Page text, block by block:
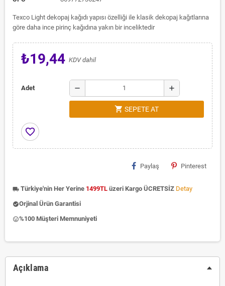
Texco Light dekopaj kağıdı yapısı özelliği ile klasik dekopaj kağıtlarına
göre daha ince pirinç kağıdına yakın bir inceliktedir
₺19,44 KDV dahil
Adet remove add
shopping_cart SEPETE AT
favorite_border
Paylaş Pinterest
local_shipping Türkiye'nin Her Yerine 1499TL üzeri Kargo ÜCRETSİZ Detay
check_circleOrjinal Ürün Garantisi
insert_emoticon%100 Müşteri Memnuniyeti
Açıklama